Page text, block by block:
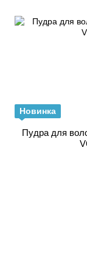
Новинка
Пудра для